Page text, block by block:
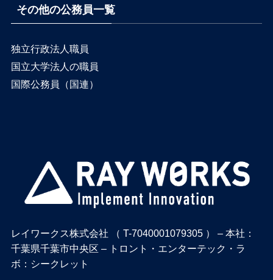
その他の公務員一覧
独立行政法人職員
国立大学法人の職員
国際公務員（国連）
レイワークス株式会社 （ T-7040001079305 ） – 本社：
千葉県千葉市中央区 – トロント・エンターテック・ラ
ボ：シークレット